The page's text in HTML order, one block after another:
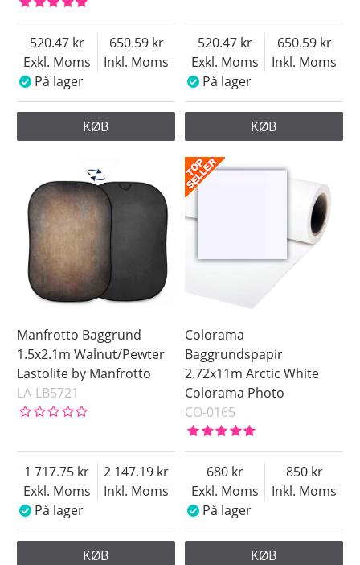
Exkl. Moms
520.47
Inkl. Moms
650.59
På lager
KØB
Exkl. Moms
520.47
Inkl. Moms
650.59
På lager
KØB
Manfrotto Baggrund
1.5x2.1m Walnut/Pewter
Lastolite by Manfrotto
LA-LB5721
Exkl. Moms
1 717.75
Inkl. Moms
2 147.19
På lager
KØB
Colorama
Baggrundspapir
2.72x11m Arctic White
Colorama Photo
CO-0165
Exkl. Moms
680
Inkl. Moms
850
På lager
KØB